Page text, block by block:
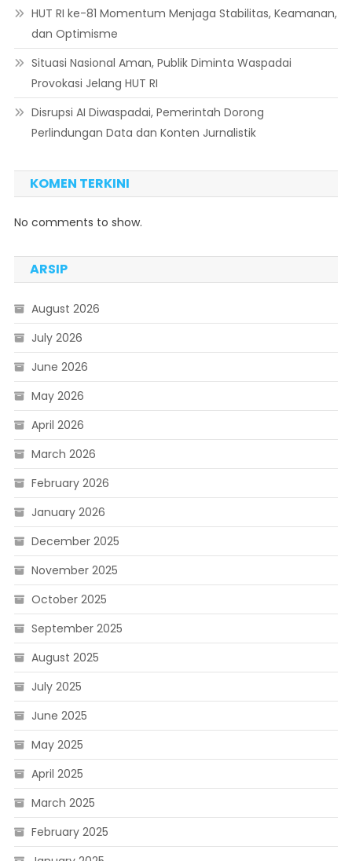
HUT RI ke-81 Momentum Menjaga Stabilitas, Keamanan,
dan Optimisme
Situasi Nasional Aman, Publik Diminta Waspadai
Provokasi Jelang HUT RI
Disrupsi AI Diwaspadai, Pemerintah Dorong
Perlindungan Data dan Konten Jurnalistik
KOMEN TERKINI
No comments to show.
ARSIP
August 2026
July 2026
June 2026
May 2026
April 2026
March 2026
February 2026
January 2026
December 2025
November 2025
October 2025
September 2025
August 2025
July 2025
June 2025
May 2025
April 2025
March 2025
February 2025